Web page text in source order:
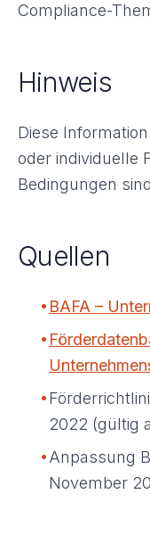
Compliance-
Hinweis
Diese
oder individuelle
Bedingungen
Quellen
• BAFA –
•
•
2022 (gültig
•Anpassung
November